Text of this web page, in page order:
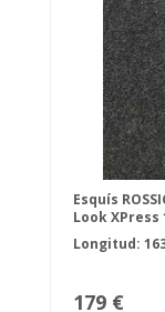
Esquís
Look XPress
Longitud:
179 €